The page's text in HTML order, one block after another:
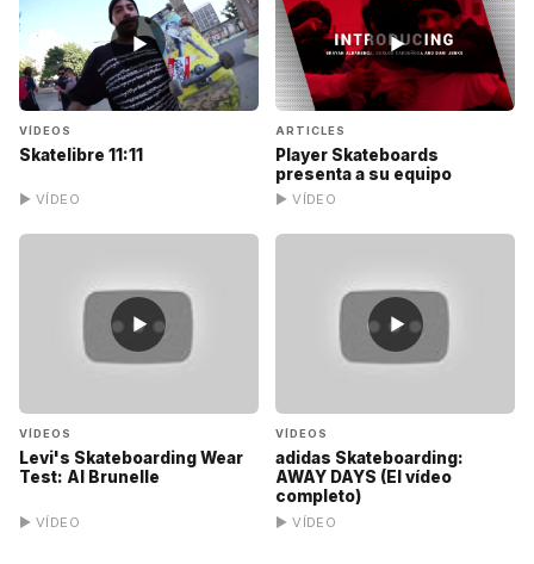
▶
VÍDEOS
Skatelibre 11:11
▶ VÍDEO
▶
ARTICLES
Player Skateboards
presenta a su equipo
▶ VÍDEO
▶
VÍDEOS
Levi's Skateboarding Wear
Test: Al Brunelle
▶ VÍDEO
▶
VÍDEOS
adidas Skateboarding:
AWAY DAYS (El vídeo
completo)
▶ VÍDEO